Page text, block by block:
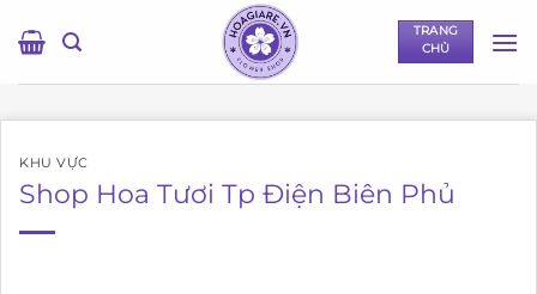
qua
TRANG
CHỦ
KHU VỰC
Shop Hoa Tươi Tp Điện Biên Phủ